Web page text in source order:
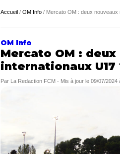
Accueil / OM Info / Mercato OM : deux
OM Info
Mercato OM :
internationaux U17
Par La Redaction FCM - Mis à jour le 09/07/2024